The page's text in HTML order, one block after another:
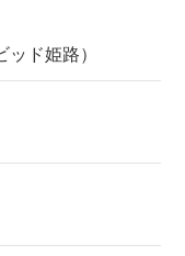
ド姫路）